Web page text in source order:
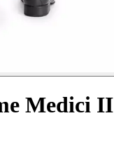
Medici II